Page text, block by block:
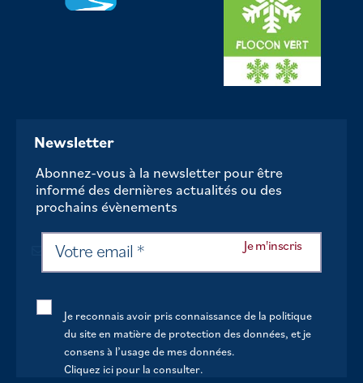
Newsletter
Abonnez-vous à la newsletter pour être
informé des dernières actualités ou des
prochains évènements
Je reconnais avoir pris connaissance de la politique
du site en matière de protection des données, et je
consens à l’usage de mes données.
Cliquez ici pour la consulter.